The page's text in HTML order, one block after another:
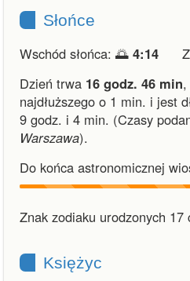
Słońce
Wschód słońca: 🌅 4:14
Dzień trwa 16 godz. 46 min,
najdłuższego o 1 min. i jest
9 godz. i 4 min. (Czasy
Warszawa).
Do końca astronomicznej
Znak zodiaku urodzonych 17
Księżyc